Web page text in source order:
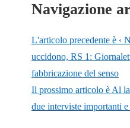
Navigazione
L'articolo precedente è ‹
uccidono, RS 1:
fabbricazione del senso
Il prossimo articolo è Al
due interviste importanti e